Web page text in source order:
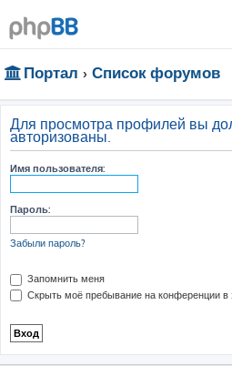
Портал Список форумов
Для просмотра профилей вы
авторизованы.
Имя пользователя:
Пароль:
Забыли пароль?
Запомнить меня
Скрыть моё пребывание на конференции в